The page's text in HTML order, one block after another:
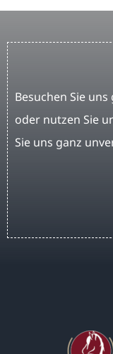
Besuchen Sie
oder nutzen Sie
Sie uns ganz